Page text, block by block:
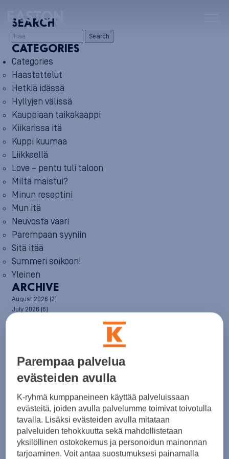
SEARCH
Search
CATEGORIES
Categories
Haastattelut
Hetkiä idässä
Hyllyjen välissä
Kauppiaan taikakaappi
Kiikarissa itä
Kuppi kuumaa
Liikkeellä
Love – pentu tuli taloon
Miltä maistui?
Minun reseptini
Mun itä
Neuvosta vaari
Parempaan syyniin
Sitä itää
Summeri soikoon!
Yleinen
ARCHIVE
August 2026 (2)
July 2026 (6)
February 2026(5)
(6)
December 2025(8)
October 2025 (8)
September 2025(5)
August 2025(6)
July 2025(7)
June 2025 (7)
May 2025(6)
Parempaa palvelua
evästeiden avulla
K-ryhmä kumppaneineen käyttää palveluissaan
evästeitä, joiden avulla palvelumme toimivat toivotulla
tavalla. Lisäksi evästeiden avulla mitataan
palveluiden tehokkuutta sekä mahdollistetaan
yksilöllinen ostokokemus ja personoidun mainonnan
tarjoaminen. Voit antaa suostumuksesi painamalla